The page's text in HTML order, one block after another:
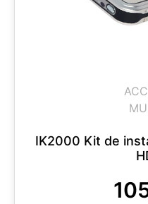
IK2000 Kit de